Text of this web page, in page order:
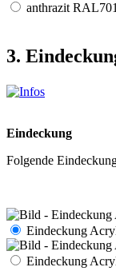
anthrazit
3.
Eindeckung
Folgende
Eindeckung
Eindeckung